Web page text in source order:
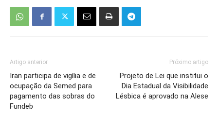
Artigo anterior
Iran participa de vigília e de
ocupação da Semed para
pagamento das sobras do
Fundeb
Próximo artigo
Projeto de Lei que institui o
Dia Estadual da Visibilidade
Lésbica é aprovado na Alese